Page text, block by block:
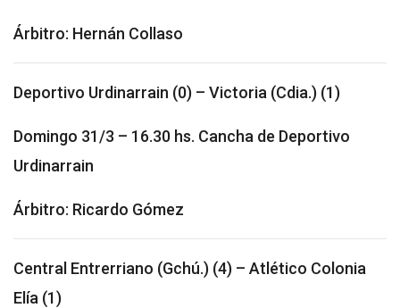
Árbitro: Hernán Collaso
Deportivo Urdinarrain (0) – Victoria (Cdia.) (1)
Domingo 31/3 – 16.30 hs. Cancha de Deportivo
Urdinarrain
Árbitro: Ricardo Gómez
Central Entrerriano (Gchú.) (4) – Atlético Colonia
Elía (1)